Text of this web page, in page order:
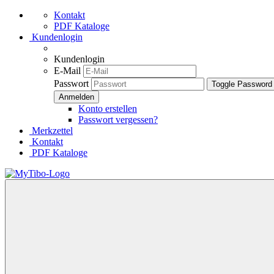
Kontakt
PDF Kataloge
Kundenlogin
Kundenlogin
E-Mail
Passwort
Toggle
Konto erstellen
Passwort vergessen?
Merkzettel
Kontakt
PDF Kataloge